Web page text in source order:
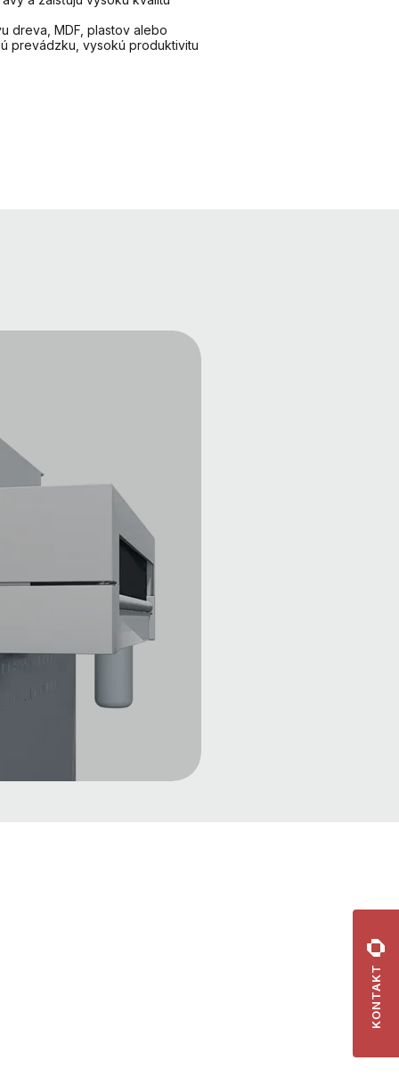
KONTAKT
dreva, MDF, plastov alebo
prevádzku, vysokú produktivitu